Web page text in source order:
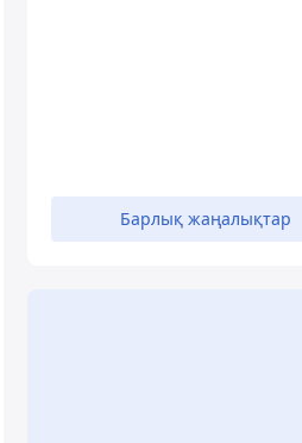
Барлық жаңалықтар